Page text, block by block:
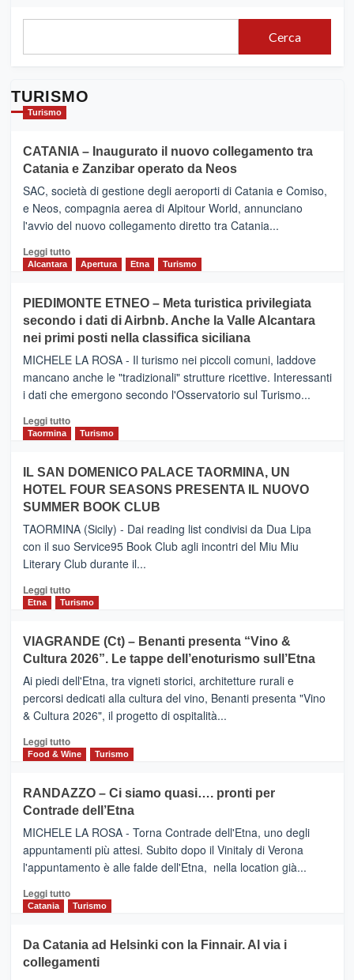
Cerca
TURISMO
Turismo
CATANIA – Inaugurato il nuovo collegamento tra
Catania e Zanzibar operato da Neos
SAC, società di gestione degli aeroporti di Catania e Comiso,
e Neos, compagnia aerea di Alpitour World, annunciano
l'avvio del nuovo collegamento diretto tra Catania...
Leggi tuttoLeggi
CATANIA
–
Inaugurato
il
nuovo
collegamento
tra
e
Zanzibar
da
Neos
Alcantara Apertura Etna Turismo
PIEDIMONTE ETNEO – Meta turistica privilegiata
secondo i dati di Airbnb. Anche la Valle Alcantara
nei primi posti nella classifica siciliana
MICHELE LA ROSA - Il turismo nei piccoli comuni, laddove
mancano anche le "tradizionali" strutture ricettive. Interessanti
i dati che emergono secondo l'Osservatorio sul Turismo...
Leggi tuttoLeggi
PIEDIMONTE
ETNEO
–
Meta
turistica
privilegiata
secondo
dati
di
Anche
la
Alcantara
nei
primi
nella
classifica
Taormina Turismo
IL SAN DOMENICO PALACE TAORMINA, UN
HOTEL FOUR SEASONS PRESENTA IL NUOVO
SUMMER BOOK CLUB
TAORMINA (Sicily) - Dai reading list condivisi da Dua Lipa
con il suo Service95 Book Club agli incontri del Miu Miu
Literary Club durante il...
Leggi tuttoLeggi
di
IL
SAN
DOMENICO
PALACE
TAORMINA,
UN
HOTEL
FOUR
IL
NUOVO
SUMMER
CLUB
Etna Turismo
VIAGRANDE (Ct) – Benanti presenta “Vino &
Cultura 2026”. Le tappe dell’enoturismo sull’Etna
Ai piedi dell'Etna, tra vigneti storici, architetture rurali e
percorsi dedicati alla cultura del vino, Benanti presenta "Vino
& Cultura 2026", il progetto di ospitalità...
Leggi tuttoLeggi
di
VIAGRANDE
(Ct)
–
Benanti
presenta
“Vino
&
Cultura
tappe
dell’enoturismo
Food & Wine Turismo
RANDAZZO – Ci siamo quasi…. pronti per
Contrade dell’Etna
MICHELE LA ROSA - Torna Contrade dell'Etna, uno degli
appuntamenti più attesi. Subito dopo il Vinitaly di Verona
l'appuntamento è alle falde dell'Etna, nella location già...
Leggi tuttoLeggi
di
RANDAZZO
–
Catania Turismo
Da Catania ad Helsinki con la Finnair. Al via i
collegamenti